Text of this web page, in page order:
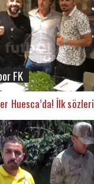
FK
Huesca’da! İlk sözleri